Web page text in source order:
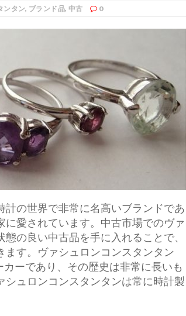
ンタン, ブランド品, 中古 0
の世界で非常に名高いブランドであ
愛されています。 中古市場でのヴァ
の良い中古品を手に入れることで、
す。ヴァシュロンコンスタンタン
ーであり、その歴史は非常に長いも
ュロンコンスタンタンは常に時計製